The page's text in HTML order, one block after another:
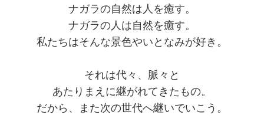
ナガラの自然は人を癒す。
ナガラの人は自然を癒す。
私たちはそんな景色やいとなみが好き。
それは代々、脈々と
あたりまえに継がれてきたもの。
だから、また次の世代へ継いでいこう。